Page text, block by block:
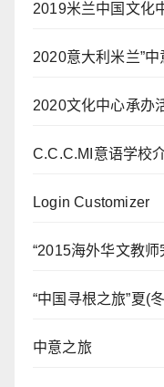
2019米兰中国文化
2020意大利米兰”中
2020文化中心承办
C.C.C.MI意语学校
Login Customizer
“2015海外华文教
“中国寻根之旅”夏(
中意之旅